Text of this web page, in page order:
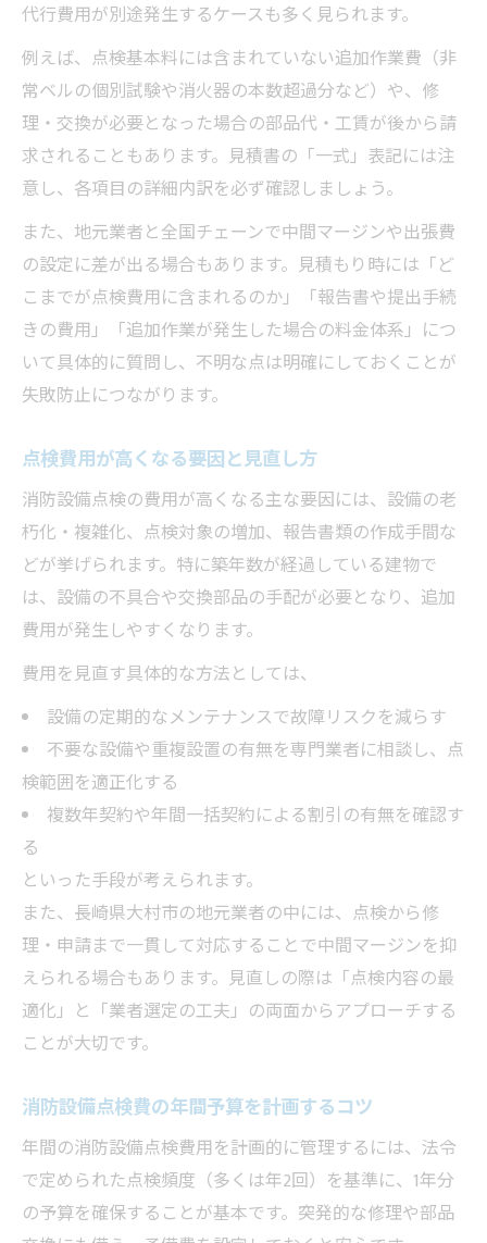
代行費用が別途発生するケースも多く見られます。
例えば、点検基本料には含まれていない追加作業費（非
常ベルの個別試験や消火器の本数超過分など）や、修
理・交換が必要となった場合の部品代・工賃が後から請
求されることもあります。見積書の「一式」表記には注
意し、各項目の詳細内訳を必ず確認しましょう。
また、地元業者と全国チェーンで中間マージンや出張費
の設定に差が出る場合もあります。見積もり時には「ど
こまでが点検費用に含まれるのか」「報告書や提出手続
きの費用」「追加作業が発生した場合の料金体系」につ
いて具体的に質問し、不明な点は明確にしておくことが
失敗防止につながります。
点検費用が高くなる要因と見直し方
消防設備点検の費用が高くなる主な要因には、設備の老
朽化・複雑化、点検対象の増加、報告書類の作成手間な
どが挙げられます。特に築年数が経過している建物で
は、設備の不具合や交換部品の手配が必要となり、追加
費用が発生しやすくなります。
費用を見直す具体的な方法としては、
設備の定期的なメンテナンスで故障リスクを減らす
不要な設備や重複設置の有無を専門業者に相談し、点
検範囲を適正化する
複数年契約や年間一括契約による割引の有無を確認す
る
といった手段が考えられます。
また、長崎県大村市の地元業者の中には、点検から修
理・申請まで一貫して対応することで中間マージンを抑
えられる場合もあります。見直しの際は「点検内容の最
適化」と「業者選定の工夫」の両面からアプローチする
ことが大切です。
消防設備点検費の年間予算を計画するコツ
年間の消防設備点検費用を計画的に管理するには、法令
で定められた点検頻度（多くは年2回）を基準に、1年分
の予算を確保することが基本です。突発的な修理や部品